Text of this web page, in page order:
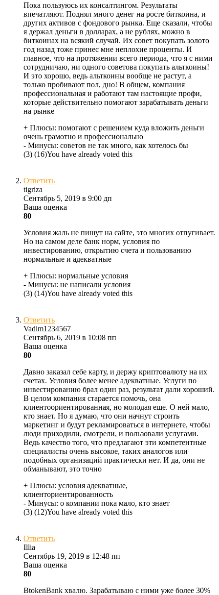
Пока пользуюсь их консалтингом. Результаты
впечатляют. Поднял много денег на росте биткоина, и
других активов с фондового рынка. Еще сказали, чтобы
я держал деньги в долларах, а не рублях, можно в
биткоинах на всякий случай. Их совет покупать золото
год назад тоже принес мне неплохие проценты. И
главное, что на протяжении всего периода, что я с ними
сотрудничаю, ни одного советова покупать альткоины!
И это хорошо, ведь альткоины вообще не растут, а
только пробивают пол, дно! В общем, компания
профессиональная и работают там настоящие профи,
которые действительно помогают зарабатывать деньги
на рынке
+ Плюсы: помогают с решением куда вложить деньги
очень грамотно и профессионально
- Минусы: советов не так много, как хотелось бы
(3) (16)You have already voted this
Ответить
tigriza
Сентябрь 5, 2019 в 9:00 дп
Ваша оценка
80
Условия жаль не пишут на сайте, это многих отпугивает.
Но на самом деле банк норм, условия по
инвестированию, открытию счета и пользованию
нормальные и адекватные
+ Плюсы: нормальные условия
- Минусы: не написали условия
(3) (14)You have already voted this
Ответить
Vadim1234567
Сентябрь 6, 2019 в 10:08 пп
Ваша оценка
80
Давно заказал себе карту, и держу криптовалюту на их
счетах. Условия более менее адекватные. Услуги по
инвестированию брал один раз, результат дали хороший.
В целом компания старается помочь, она
клиентоориентированная, но молодая еще. О ней мало,
кто знает. Но я думаю, что они начнут строить
маркетинг и будут рекламироваться в интернете, чтобы
люди приходили, смотрели, и пользовали услугами.
Ведь качество того, что предлагают эти компетентные
специалисты очень высокое, таких аналогов или
подобных организаций практически нет. И да, они не
обманывают, это точно
+ Плюсы: условия адекватные,
клиенториентированность
- Минусы: о компании пока мало, кто знает
(3) (12)You have already voted this
Ответить
Illia
Сентябрь 19, 2019 в 12:48 пп
Ваша оценка
80
BtokenBank хвалю. Зарабатываю с ними уже более 30%